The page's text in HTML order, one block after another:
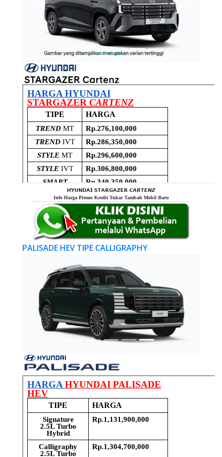
Previous
𝗛𝗬𝗨𝗡𝗗𝗔𝗜 𝗦𝗧𝗔𝗥𝗚𝗔𝗭𝗘𝗥 𝘾𝘼𝙍𝙏𝙀𝙉𝙕
Info Harga Promo Kredit Tukar Tambah Mobil Baru
PALISADE HEV TIPE CALLIGRAPHY
Previous